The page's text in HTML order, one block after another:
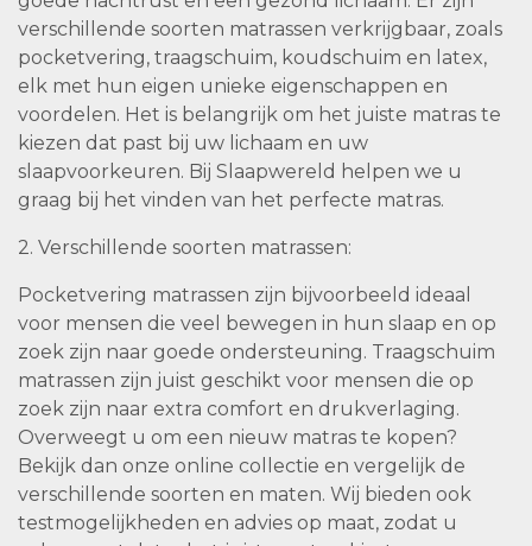
verschillende soorten matrassen verkrijgbaar, zoals
pocketvering, traagschuim, koudschuim en latex,
elk met hun eigen unieke eigenschappen en
voordelen. Het is belangrijk om het juiste matras te
kiezen dat past bij uw lichaam en uw
slaapvoorkeuren. Bij Slaapwereld helpen we u
graag bij het vinden van het perfecte matras.
2. Verschillende soorten matrassen:
Pocketvering matrassen zijn bijvoorbeeld ideaal
voor mensen die veel bewegen in hun slaap en op
zoek zijn naar goede ondersteuning. Traagschuim
matrassen zijn juist geschikt voor mensen die op
zoek zijn naar extra comfort en drukverlaging.
Overweegt u om een nieuw matras te kopen?
Bekijk dan onze online collectie en vergelijk de
verschillende soorten en maten. Wij bieden ook
testmogelijkheden en advies op maat, zodat u